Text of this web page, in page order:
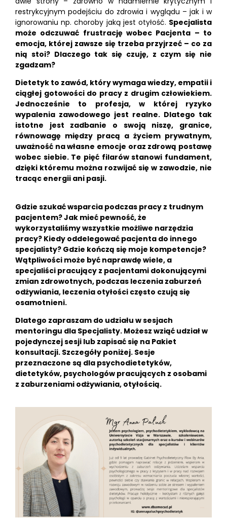
restrykcyjnym podejściu do zdrowia i wyglądu – jak i w
ignorowaniu np. choroby jaką jest otyłość. Specjalista
może odczuwać frustrację wobec Pacjenta – to
emocja, której zawsze się trzeba przyjrzeć – co za
nią stoi? Dlaczego tak się czuję, z czym się nie
zgadzam?
Dietetyk to zawód, który wymaga wiedzy, empatii i
ciągłej gotowości do pracy z drugim człowiekiem.
Jednocześnie to profesja, w której ryzyko
wypalenia zawodowego jest realne. Dlatego tak
istotne jest zadbanie o swoją niszę, granice,
równowagę między pracą a życiem prywatnym,
uważność na własne emocje oraz zdrową postawę
wobec siebie. Te pięć filarów stanowi fundament,
dzięki któremu można rozwijać się w zawodzie, nie
tracąc energii ani pasji.
Gdzie szukać wsparcia podczas pracy z trudnym
pacjentem? Jak mieć pewność, że
wykorzystaliśmy wszystkie możliwe narzędzia
pracy? Kiedy oddelegować pacjenta do innego
specjalisty? Gdzie kończą się moje kompetencje?
Wątpliwości może być naprawdę wiele, a
specjaliści pracujący z pacjentami dokonującymi
zmian zdrowotnych, podczas leczenia zaburzeń
odżywiania, leczenia otyłości często czują się
osamotnieni.
Dlatego zapraszam do udziału w sesjach
mentoringu dla Specjalisty. Możesz wziąć udział w
pojedynczej sesji lub zapisać się na Pakiet
konsultacji. Szczegóły poniżej. Sesje
przeznaczone są dla psychodietetyków,
dietetyków, psychologów pracujących z osobami
z zaburzeniami odżywiania, otyłością.